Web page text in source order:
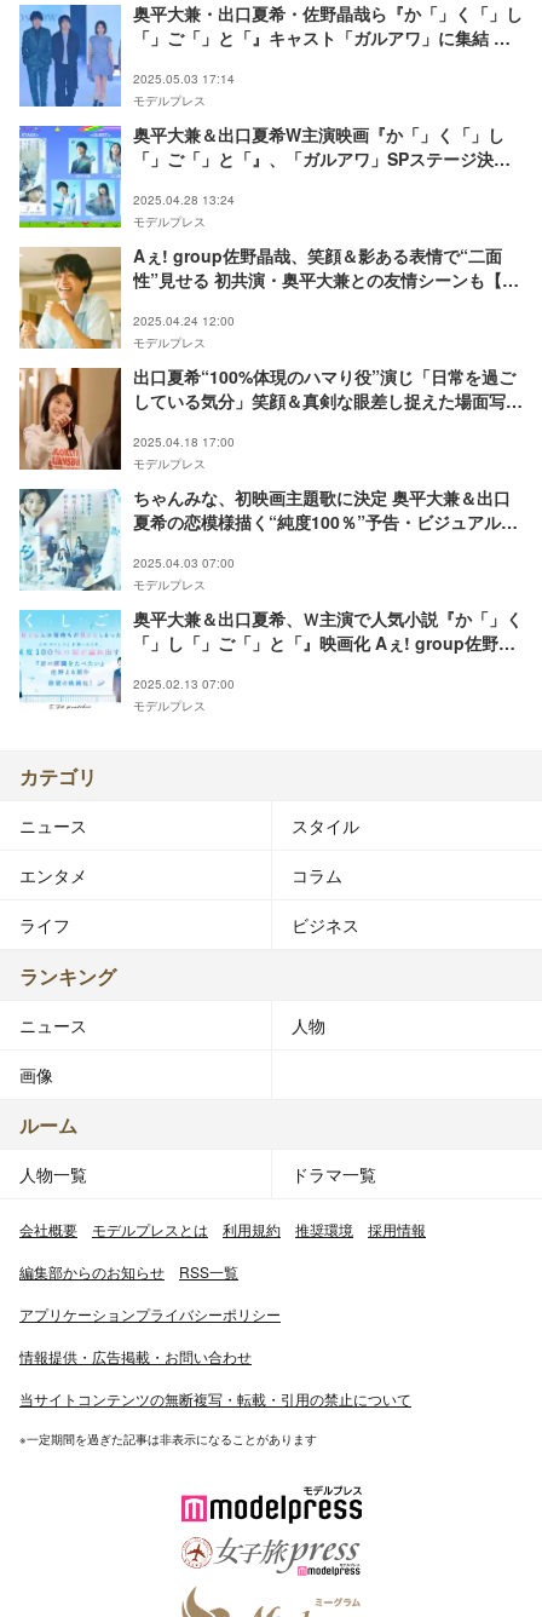
奥平大兼・出口夏希・佐野晶哉ら『か「」く「」し
「」ご「」と「』キャスト「ガルアワ」に集結 ド
2025SS】
2025.05.03 17:14
モデルプレス
奥平大兼＆出口夏希W主演映画『か「」く「」し
「」ご「」と「』、「ガルアワ」SPステージ決定
2025.04.28 13:24
モデルプレス
Aぇ! group佐野晶哉、笑顔＆影ある表情で“二面
性”見せる 初共演・奥平大兼との友情シーンも【か
2025.04.24 12:00
モデルプレス
出口夏希“100%体現のハマり役”演じ「日常を過ご
している気分」笑顔＆真剣な眼差し捉えた場面写真
2025.04.18 17:00
モデルプレス
ちゃんみな、初映画主題歌に決定 奥平大兼＆出口
夏希の恋模様描く“純度100％”予告・ビジュアル解
2025.04.03 07:00
モデルプレス
奥平大兼＆出口夏希、Ｗ主演で人気小説『か「」く
「」し「」ご「」と「』映画化 Aぇ! group佐野晶
2025.02.13 07:00
モデルプレス
カテゴリ
ニュース スタイル
エンタメ コラム
ライフ ビジネス
ランキング
ニュース 人物
画像
ルーム
人物一覧 ドラマ一覧
会社概要 モデルプレスとは 利用規約 推奨環境 採用情報
編集部からのお知らせ RSS一覧
アプリケーションプライバシーポリシー
情報提供・広告掲載・お問い合わせ
当サイトコンテンツの無断複写・転載・引用の禁止について
※一定期間を過ぎた記事は非表示になることがあります